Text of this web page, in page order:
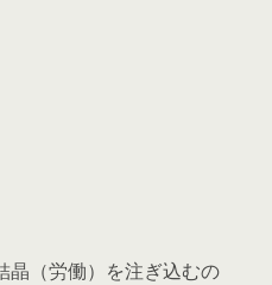
晶（労働）を注ぎ込むの